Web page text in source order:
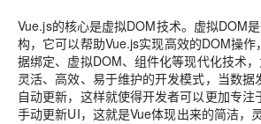
Vue.js的核心是虚拟DOM技术。虚拟DOM
构，它可以帮助Vue.js实现高效的DOM操
据绑定、虚拟DOM、组件化等现代化技术
灵活、高效、易于维护的开发模式，当数据
自动更新，这样就使得开发者可以更加专注
手动更新UI，这就是Vue体现出来的简洁，